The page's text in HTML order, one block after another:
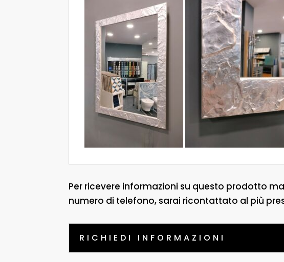
Per ricevere informazioni su questo prodotto
numero di telefono, sarai ricontattato al più
RICHIEDI INFORMAZIONI